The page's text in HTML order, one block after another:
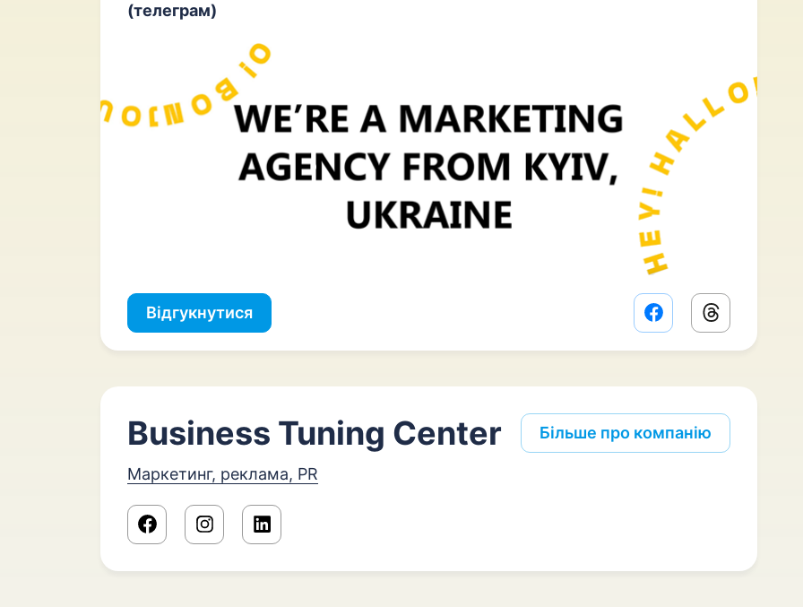
(телеграм)
Відгукнутися Facebook share link
Threads
Business Tuning Center
Маркетинг, реклама, PR
Більше про компанію